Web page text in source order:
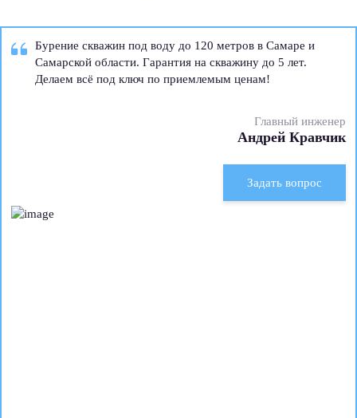
Бурение скважин под воду до 120 метров в Самаре и
Самарской области. Гарантия на скважину до 5 лет.
Делаем всё под ключ по приемлемым ценам!
Главный инженер
Андрей Кравчик
Задать вопрос